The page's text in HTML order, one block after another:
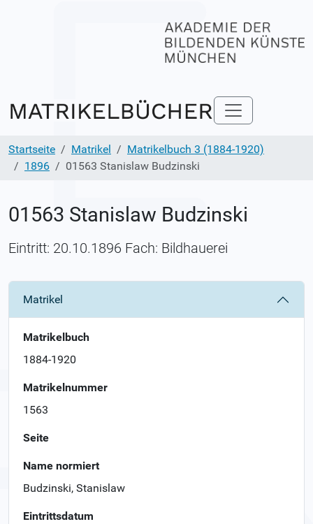
Startseite Matrikel
Matrikelbuch 3 (1884-1920)
1896
01563 Stanislaw Budzinski
01563 Stanislaw Budzinski
Eintritt: 20.10.1896 Fach: Bildhauerei
Matrikel
Matrikelbuch
1884-1920
Matrikelnummer
1563
Seite
Name normiert
Budzinski, Stanislaw
Eintrittsdatum